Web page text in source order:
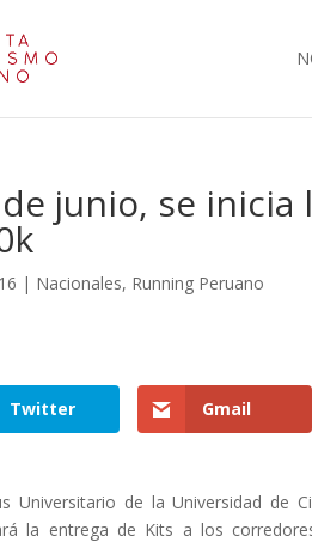
junio, se
| Nacionales, Running Peruano
Twitter Gmail
Universitario de la Universidad de
la entrega de Kits a los